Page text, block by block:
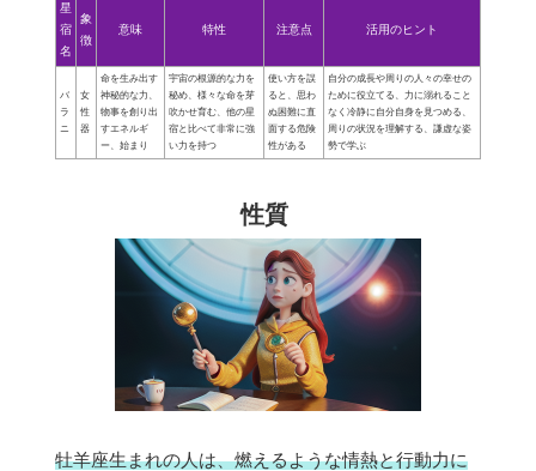
星
宿
名
象
徴
意味 特性 注意点 活用のヒント
バ
ラ
ニ
女
性
器
命を生み出す
神秘的な力、
物事を創り出
すエネルギ
ー、始まり
宇宙の根源的な力を
秘め、様々な命を芽
吹かせ育む、他の星
宿と比べて非常に強
い力を持つ
使い方を誤
ると、思わ
ぬ困難に直
面する危険
性がある
自分の成長や周りの人々の幸せの
ために役立てる、力に溺れること
なく冷静に自分自身を見つめる、
周りの状況を理解する、謙虚な姿
勢で学ぶ
性質
牡羊座生まれの人は、燃えるような情熱と行動力に